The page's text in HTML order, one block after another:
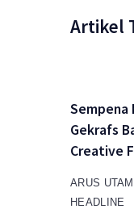
Artikel
Sempena
Gekrafs
Creative
ARUS
HEADLINE